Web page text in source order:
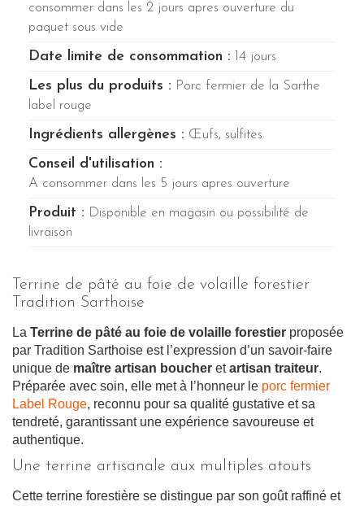
consommer dans les 2 jours apres ouverture du
paquet sous vide
Date limite de consommation : 14 jours
Les plus du produits : Porc fermier de la Sarthe
label rouge
Ingrédients allergènes : Œufs, sulfites
Conseil d'utilisation :
A consommer dans les 5 jours apres ouverture
Produit : Disponible en magasin ou possibilité de
livraison
Terrine de pâté au foie de volaille forestier
Tradition Sarthoise
La Terrine de pâté au foie de volaille forestier proposée
par Tradition Sarthoise est l’expression d’un savoir-faire
unique de maître artisan boucher etartisan traiteur.
Préparée avec soin, elle met à l’honneur le porc fermier
Label Rouge, reconnu pour sa qualité gustative et sa
tendreté, garantissant une expérience savoureuse et
authentique.
Une terrine artisanale aux multiples atouts
Cette terrine forestière se distingue par son goût raffiné et